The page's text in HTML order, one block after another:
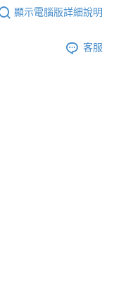
顯示電腦版詳細說明
客服